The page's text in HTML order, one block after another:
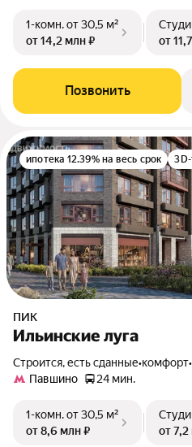
1-комн.от 30,5 м²
от 14,2 млн ₽
от
Позвонить
ипотека 12.39% на весь срок
ПИК
Ильинские луга
Строится, есть сданные•комфорт•
Павшино
24 мин.
1-комн.от 30,5 м²
от 8,6 млн ₽
от